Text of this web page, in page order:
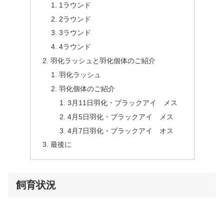
1ラウンド
2ラウンド
3ラウンド
4ラウンド
羽化ラッシュと羽化個体のご紹介
羽化ラッシュ
羽化個体のご紹介
3月11日羽化・ブラックアイ メス
4月5日羽化・ブラックアイ メス
4月7日羽化・ブラックアイ オス
最後に
飼育状況